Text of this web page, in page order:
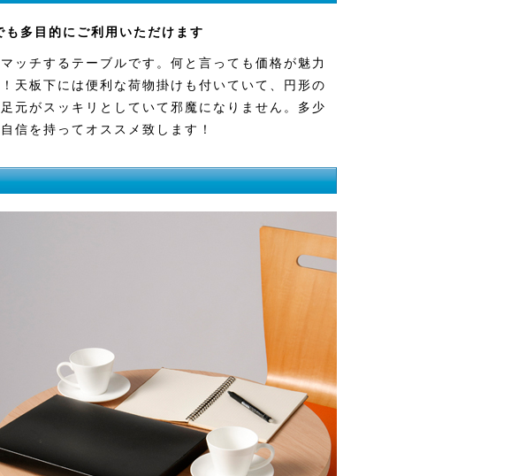
多目的にご利用いただけます
ッチするテーブルです。何と言っても価格が魅力
天板下には便利な荷物掛けも付いていて、円形の
元がスッキリとしていて邪魔になりません。多少
信を持ってオススメ致します！